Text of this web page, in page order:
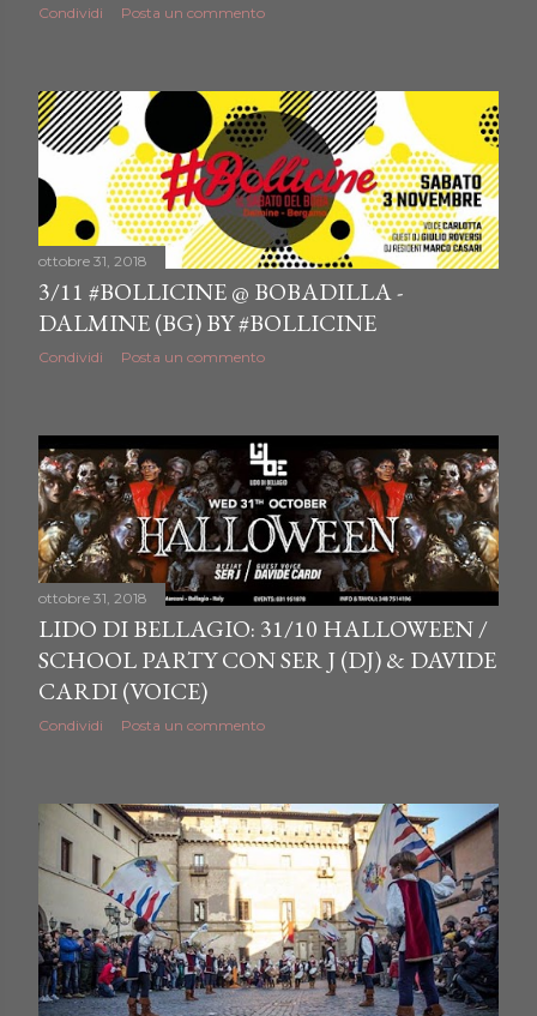
Condividi Posta un commento
ottobre 31, 2018
3/11 #BOLLICINE @ BOBADILLA -
DALMINE (BG) BY #BOLLICINE
Condividi Posta un commento
ottobre 31, 2018
LIDO DI BELLAGIO: 31/10 HALLOWEEN /
SCHOOL PARTY CON SER J (DJ) & DAVIDE
CARDI (VOICE)
Condividi Posta un commento